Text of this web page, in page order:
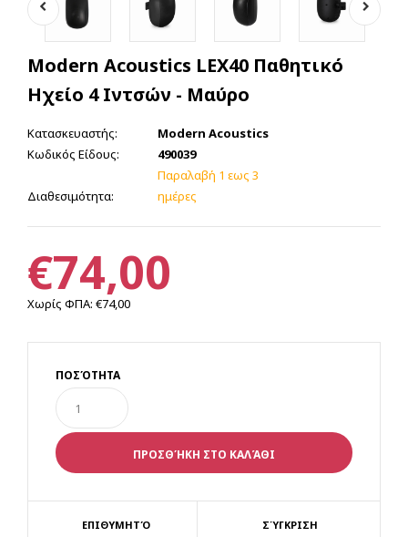
Modern Acoustics LEX40 Παθητικό
Ηχείο 4 Ιντσών - Μαύρο
Κατασκευαστής:
Modern Acoustics
Κωδικός Είδους:
490039
Διαθεσιμότητα:
Παραλαβή 1 εως 3
ημέρες
€74,00
Χωρίς ΦΠΑ: €74,00
ΠΟΣΌΤΗΤΑ
ΕΠΙΘΥΜΗΤΌ ΣΎΓΚΡΙΣΗ